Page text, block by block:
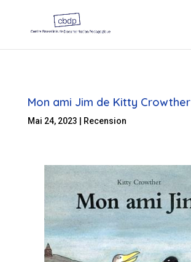
Mon ami Jim de Kitty Crowther
Mai 24, 2023 Recension